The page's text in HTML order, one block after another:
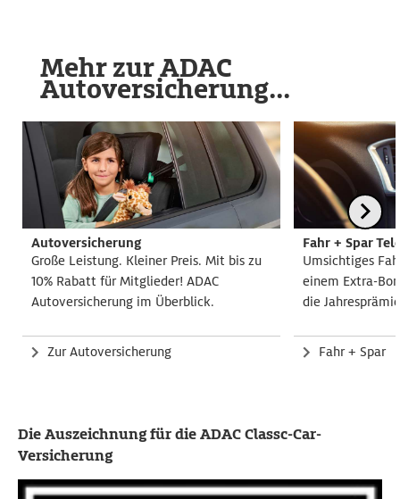
Mehr zur ADAC
Autoversicherung...
Autoversicherung
Große Leistung. Kleiner Preis. Mit bis zu
10% Rabatt für Mitglieder! ADAC
Autoversicherung im Überblick.
Zur Autoversicherung
Fahr + Spar
Umsichtiges
einem Extra-
die
Fahr + Spar
Die Auszeichnung für die ADAC Classc-Car-
Versicherung